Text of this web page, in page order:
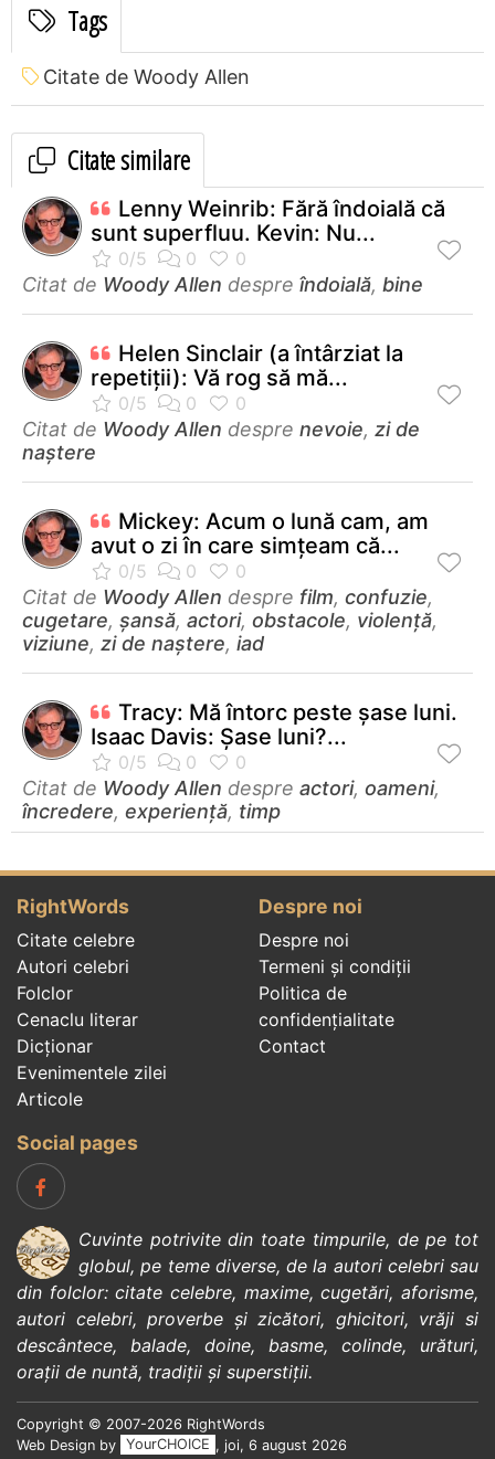
Tags
Citate de Woody Allen
Citate similare
Lenny Weinrib: Fără îndoială că
sunt superfluu. Kevin: Nu...
Citat de Woody Allen despre îndoială, bine
Helen Sinclair (a întârziat la
repetiţii): Vă rog să mă...
Citat de Woody Allen despre nevoie, zi de
naștere
Mickey: Acum o lună cam, am
avut o zi în care simţeam că...
Citat de Woody Allen despre film, confuzie,
cugetare, șansă, actori, obstacole, violență,
viziune, zi de naștere, iad
Tracy: Mă întorc peste şase luni.
Isaac Davis: Şase luni?...
Citat de Woody Allen despre actori, oameni,
încredere, experiență, timp
RightWords
Citate celebre
Autori celebri
Folclor
Cenaclu literar
Dicționar
Evenimentele zilei
Articole
Despre noi
Despre noi
Termeni și condiții
Politica de
confidenţialitate
Contact
Social pages
Cuvinte potrivite din toate timpurile, de pe tot
globul, pe teme diverse, de la autori celebrisau
din folclor:citate celebre, maxime,cugetări,aforisme,
autori celebri,proverbe și zicători, ghicitori, vrăji si
descântece, balade, doine, basme, colinde, urături,
orații de nuntă, tradiții și superstiții.
Copyright © 2007-2026 RightWords
Web Design by
YourCHOICE , joi, 6 august 2026